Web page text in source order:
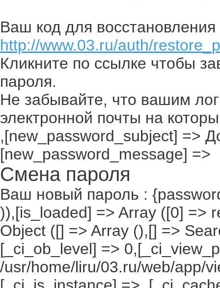
Ваш код для восстановления
http://www.03.ru/auth/
Кликните по ссылке чтобы
пароля.
Не забывайте, что вашим
электронной почты на
,[new_password_subject] =>
[new_password_message] =>
Смена пароля
Ваш новый пароль :
)),[is_loaded] => Array ([0] =>
Object ([] => Array (),[] =>
[_ci_ob_level] =>
/usr/home/liru/03.ru/web/app/